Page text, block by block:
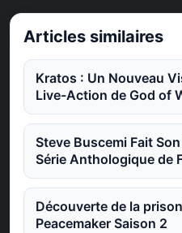
Articles similaires
Kratos : Un Nouveau
Live-Action de God of
Steve Buscemi Fait
Série Anthologique de
Découverte de la
Peacemaker Saison 2